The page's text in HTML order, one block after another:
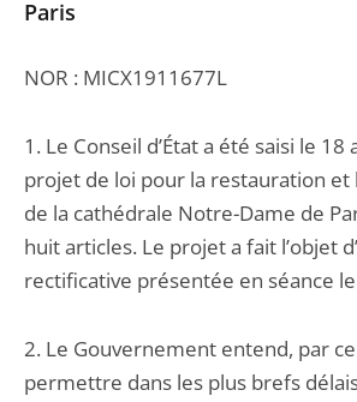
Paris
NOR : MICX1911677L
1. Le Conseil d’État a été saisi le 18
projet de loi pour la restauration et
de la cathédrale Notre-Dame de
huit articles. Le projet a fait l’objet
rectificative présentée en séance
2. Le Gouvernement entend, par
permettre dans les plus brefs